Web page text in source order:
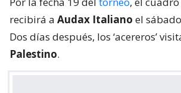
recibirá a Audax Italiano el
Dos días después, los ‘acereros’
Palestino.